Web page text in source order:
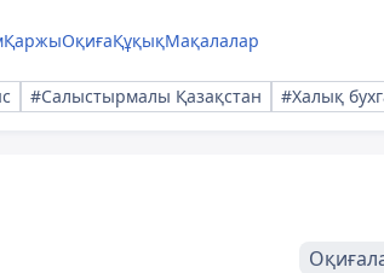
ҚаржыОқиғаҚұқықМақалалар
#Салыстырмалы Қазақстан #Халық